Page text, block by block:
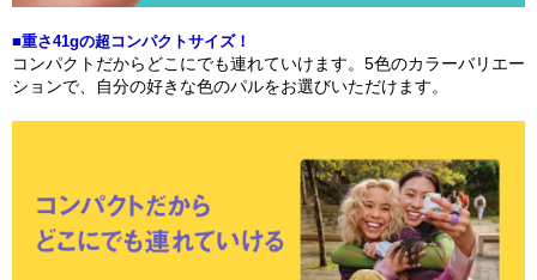
■重さ41gの超コンパクトサイズ！
コンパクトだからどこにでも連れていけます。5色のカラーバリエー
ションで、自分の好きな色のパルをお選びいただけます。